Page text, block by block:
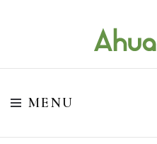
Ahuacati
O melhor da Internet em um só lugar
MENU